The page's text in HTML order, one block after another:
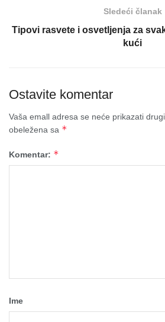
Sledeći članak
Tipovi rasvete i osvetljenja za
kući
Ostavite komentar
Vaša emall adresa se neće prikazati
obeležena sa *
Komentar: *
Ime